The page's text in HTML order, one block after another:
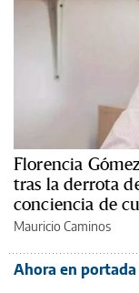
Florencia
tras la derrota
conciencia de
Mauricio Caminos
Ahora en portada